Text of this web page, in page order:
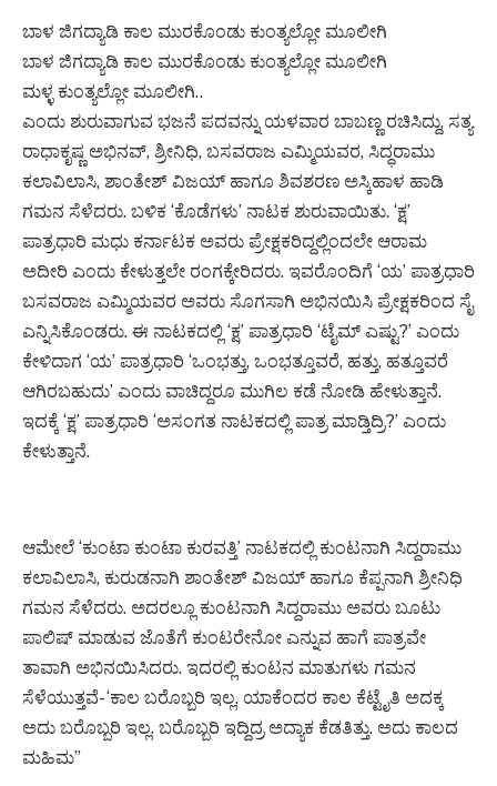
ಬಾಳ ಜಿಗದ್ಯಾಡಿ ಕಾಲ ಮುರಕೊಂಡು ಕುಂತ್ಯಲ್ಲೋ ಮೂಲೀಗಿ
ಬಾಳ ಜಿಗದ್ಯಾಡಿ ಕಾಲ ಮುರಕೊಂಡು ಕುಂತ್ಯಲ್ಲೋ ಮೂಲೀಗಿ
ಮಳ್ಳ ಕುಂತ್ಯಲ್ಲೋ ಮೂಲೀಗಿ..
ಎಂದು ಶುರುವಾಗುವ ಭಜನೆ ಪದವನ್ನು ಯಳವಾರ ಬಾಬಣ್ಣ ರಚಿಸಿದ್ದು, ಸತ್ಯ
ರಾಧಾಕೃಷ್ಣ ಅಭಿನವ್‌, ಶ್ರೀನಿಧಿ, ಬಸವರಾಜ ಎಮ್ಮಿಯವರ, ಸಿದ್ಧರಾಮು
ಕಲಾವಿಲಾಸಿ, ಶಾಂತೇಶ್ ವಿಜಯ್ ಹಾಗೂ ಶಿವಶರಣ ಅಸ್ಕಿಹಾಳ ಹಾಡಿ
ಗಮನ ಸೆಳೆದರು. ಬಳಿಕ ‘ಕೊಡೆಗಳು’ ನಾಟಕ ಶುರುವಾಯಿತು. ‘ಕ್ಷ’
ಪಾತ್ರಧಾರಿ ಮಧು ಕರ್ನಾಟಕ ಅವರು ಪ್ರೇಕ್ಷಕರಿದ್ದಲ್ಲಿಂದಲೇ ಆರಾಮ
ಅದೀರಿ ಎಂದು ಕೇಳುತ್ತಲೇ ರಂಗಕ್ಕೇರಿದರು. ಇವರೊಂದಿಗೆ ‘ಯ’ ಪಾತ್ರಧಾರಿ
ಬಸವರಾಜ ಎಮ್ಮಿಯವರ ಅವರು ಸೊಗಸಾಗಿ ಅಭಿನಯಿಸಿ ಪ್ರೇಕ್ಷಕರಿಂದ ಸೈ
ಎನ್ನಿಸಿಕೊಂಡರು. ಈ ನಾಟಕದಲ್ಲಿ ‘ಕ್ಷ’ ಪಾತ್ರಧಾರಿ ‘ಟೈಮ್ ಎಷ್ಟು?’ ಎಂದು
ಕೇಳಿದಾಗ ‘ಯ’ ಪಾತ್ರಧಾರಿ ‘ಒಂಭತ್ತು, ಒಂಭತ್ತೂವರೆ, ಹತ್ತು, ಹತ್ತೂವರೆ
ಆಗಿರಬಹುದು’ ಎಂದು ವಾಚಿದ್ದರೂ ಮುಗಿಲ ಕಡೆ ನೋಡಿ ಹೇಳುತ್ತಾನೆ.
ಇದಕ್ಕೆ ‘ಕ್ಷ’ ಪಾತ್ರಧಾರಿ ‘ಅಸಂಗತ ನಾಟಕದಲ್ಲಿ ಪಾತ್ರ ಮಾಡ್ತಿದ್ರಿ?’ ಎಂದು
ಕೇಳುತ್ತಾನೆ.
ಆಮೇಲೆ ‘ಕುಂಟಾ ಕುಂಟಾ ಕುರವತ್ತಿ’ ನಾಟಕದಲ್ಲಿ ಕುಂಟನಾಗಿ ಸಿದ್ದರಾಮು
ಕಲಾವಿಲಾಸಿ, ಕುರುಡನಾಗಿ ಶಾಂತೇಶ್ ವಿಜಯ್ ಹಾಗೂ ಕೆಪ್ಪನಾಗಿ ಶ್ರೀನಿಧಿ
ಗಮನ ಸೆಳೆದರು. ಅದರಲ್ಲೂ ಕುಂಟನಾಗಿ ಸಿದ್ದರಾಮು ಅವರು ಬೂಟು
ಪಾಲಿಷ್ ಮಾಡುವ ಜೊತೆಗೆ ಕುಂಟರೇನೋ ಎನ್ನುವ ಹಾಗೆ ಪಾತ್ರವೇ
ತಾವಾಗಿ ಅಭಿನಯಿಸಿದರು. ಇದರಲ್ಲಿ ಕುಂಟನ ಮಾತುಗಳು ಗಮನ
ಸೆಳೆಯುತ್ತವೆ- ‘ಕಾಲ ಬರೊಬ್ಬರಿ ಇಲ್ಲ. ಯಾಕೆಂದರ ಕಾಲ ಕೆಟ್ಟೈತಿ ಅದಕ್ಕ
ಅದು ಬರೊಬ್ಬರಿ ಇಲ್ಲ. ಬರೊಬ್ಬರಿ ಇದ್ದಿದ್ರ ಅದ್ಯಾಕ ಕೆಡತಿತ್ತು. ಅದು ಕಾಲದ
ಮಹಿಮ”